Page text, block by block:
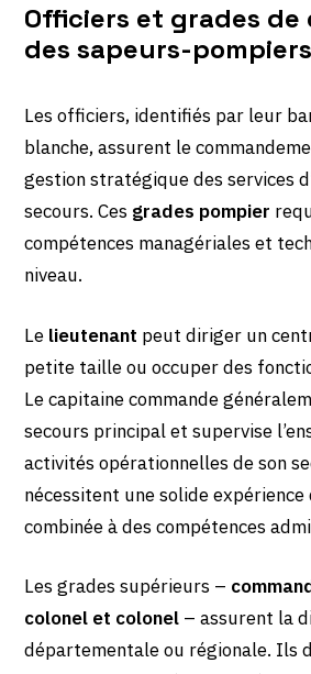
Officiers et grades
des sapeurs-pompiers
Les officiers, identifiés par leur
blanche, assurent le
gestion stratégique des services
secours. Ces grades pompier
compétences managériales et
niveau.
Le lieutenant peut diriger un
petite taille ou occuper des
Le capitaine commande
secours principal et supervise
activités opérationnelles de son
nécessitent une solide
combinée à des compétences
Les grades supérieurs –
colonel et colonel – assurent la
départementale ou régionale. Ils